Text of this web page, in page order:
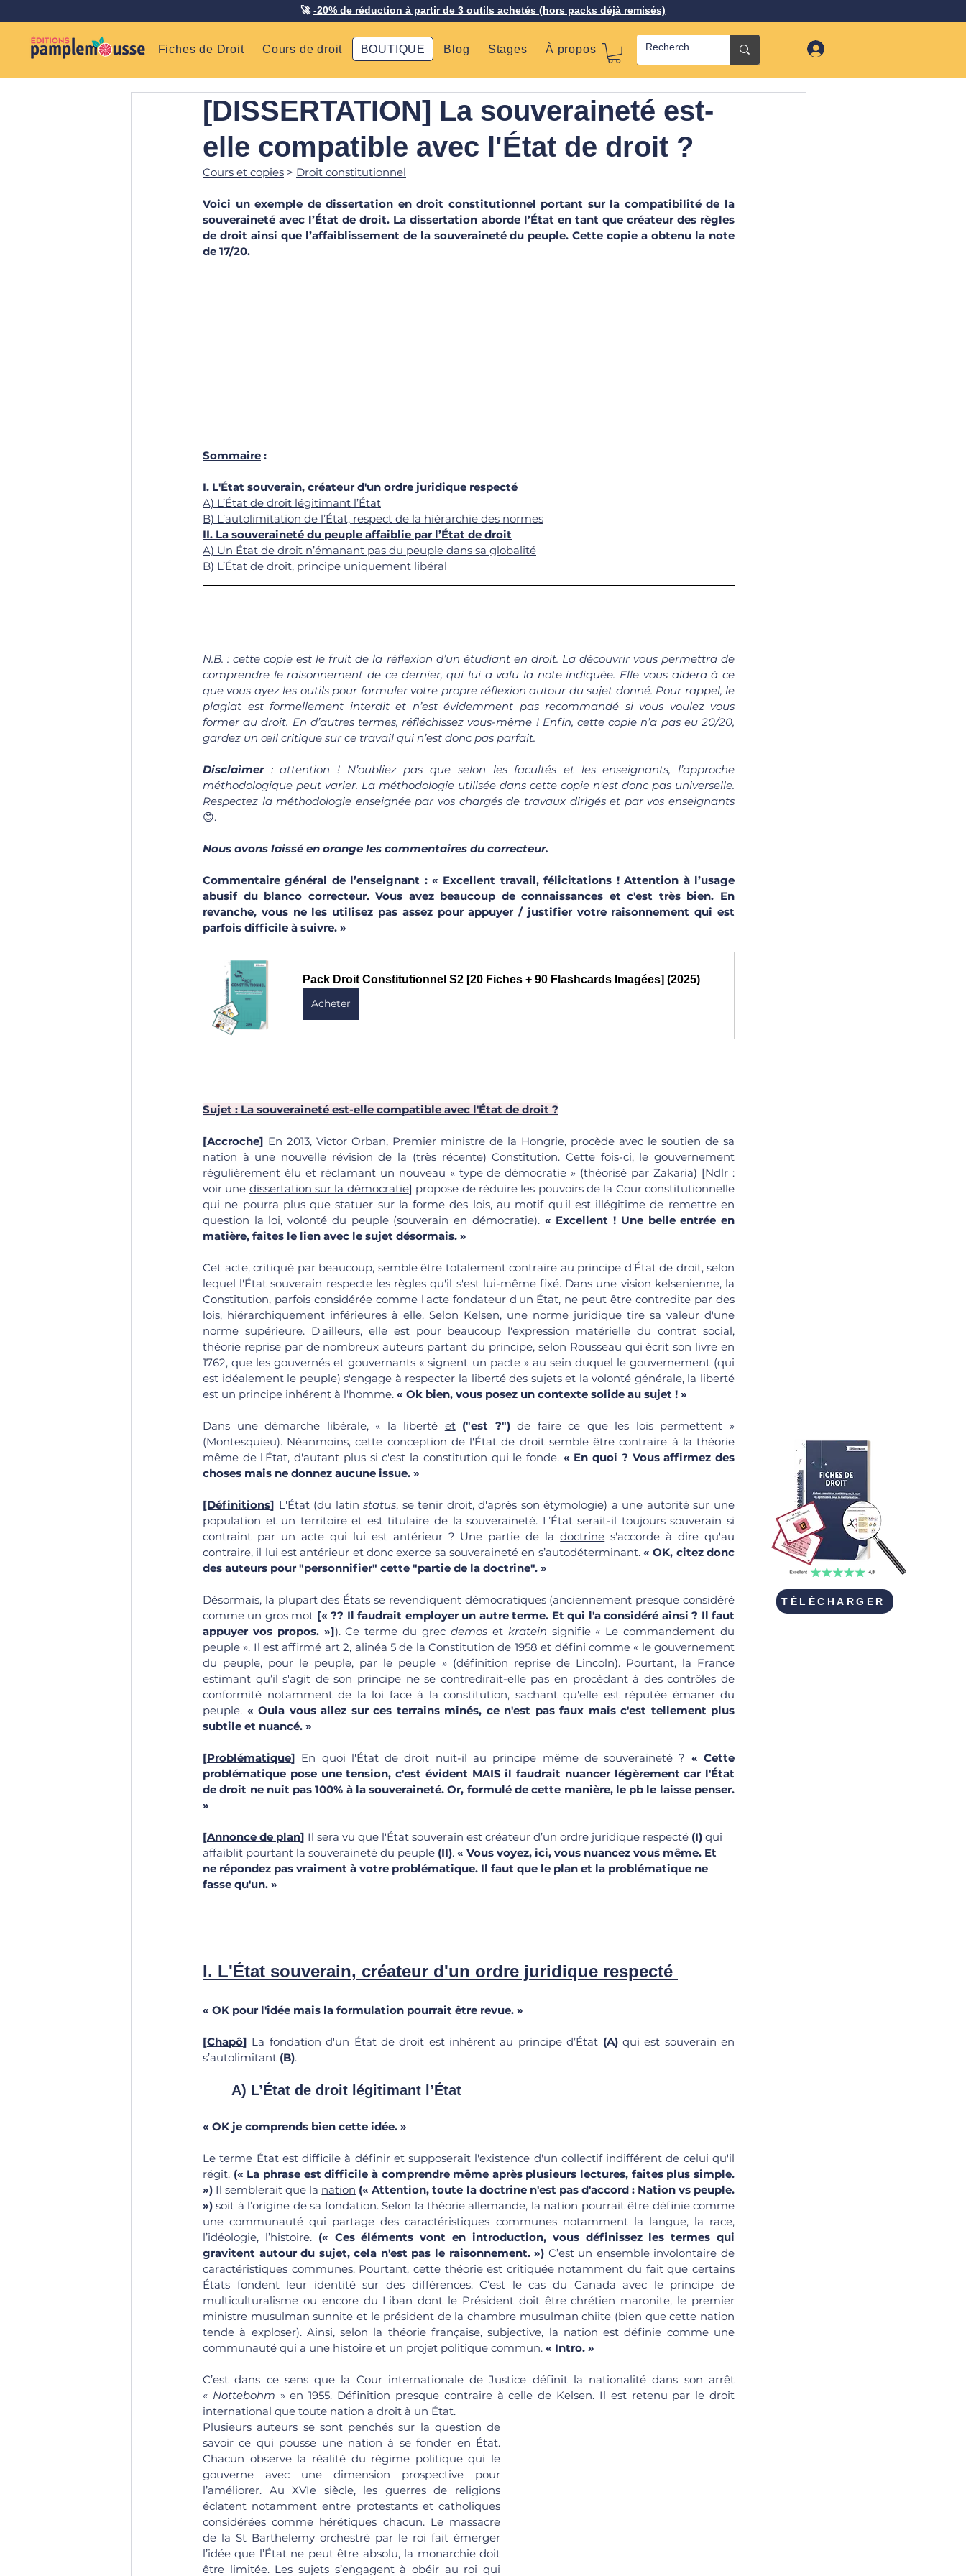
🚀-20% de réduction à partir de 3 outils achetés (hors packs déjà remisés)
Fiches de Droit Cours de droit BOUTIQUE Blog Stages À propos
[DISSERTATION] La souveraineté est-
elle compatible avec l'État de droit ?
Cours et copies > Droit constitutionnel
Voici un exemple de dissertation en droit constitutionnel portant sur la compatibilité de la
souveraineté avec l’État de droit. La dissertation aborde l’État en tant que créateur des règles
de droit ainsi que l’affaiblissement de la souveraineté du peuple. Cette copie a obtenu la note
de 17/20.
Sommaire :
I. L'État souverain, créateur d'un ordre juridique respecté
A) L’État de droit légitimant l’État
B) L’autolimitation de l’État, respect de la hiérarchie des normes
II. La souveraineté du peuple affaiblie par l’État de droit
A) Un État de droit n’émanant pas du peuple dans sa globalité
B) L’État de droit, principe uniquement libéral
N.B. : cette copie est le fruit de la réflexion d’un étudiant en droit. La découvrir vous permettra de
comprendre le raisonnement de ce dernier, qui lui a valu la note indiquée. Elle vous aidera à ce
que vous ayez les outils pour formuler votre propre réflexion autour du sujet donné. Pour rappel, le
plagiat est formellement interdit et n’est évidemment pas recommandé si vous voulez vous
former au droit. En d’autres termes, réfléchissez vous-même ! Enfin, cette copie n’a pas eu 20/20,
gardez un œil critique sur ce travail qui n’est donc pas parfait.
Disclaimer : attention ! N’oubliez pas que selon les facultés et les enseignants, l’approche
méthodologique peut varier. La méthodologie utilisée dans cette copie n'est donc pas universelle.
😊.
Nous avons laissé en orange les commentaires du correcteur.
Commentaire général de l’enseignant : « Excellent travail, félicitations ! Attention à l’usage
abusif du blanco correcteur. Vous avez beaucoup de connaissances et c'est très bien. En
revanche, vous ne les utilisez pas assez pour appuyer / justifier votre raisonnement qui est
parfois difficile à suivre. »
Pack Droit Constitutionnel S2 [20 Fiches + 90 Flashcards Imagées] (2025)
Acheter
Sujet : La souveraineté est-elle compatible avec l'État de droit ?
[Accroche] En 2013, Victor Orban, Premier ministre de la Hongrie, procède avec le soutien de sa
nation à une nouvelle révision de la (très récente) Constitution. Cette fois-ci, le gouvernement
régulièrement élu et réclamant un nouveau « type de démocratie » (théorisé par Zakaria) [Ndlr :
voir une dissertation sur la démocratie] propose de réduire les pouvoirs de la Cour constitutionnelle
qui ne pourra plus que statuer sur la forme des lois, au motif qu'il est illégitime de remettre en
question la loi, volonté du peuple (souverain en démocratie). « Excellent ! Une belle entrée en
matière, faites le lien avec le sujet désormais. »
Cet acte, critiqué par beaucoup, semble être totalement contraire au principe d’État de droit, selon
lequel l'État souverain respecte les règles qu'il s'est lui-même fixé. Dans une vision kelsenienne, la
Constitution, parfois considérée comme l'acte fondateur d'un État, ne peut être contredite par des
lois, hiérarchiquement inférieures à elle. Selon Kelsen, une norme juridique tire sa valeur d'une
norme supérieure. D'ailleurs, elle est pour beaucoup l'expression matérielle du contrat social,
théorie reprise par de nombreux auteurs partant du principe, selon Rousseau qui écrit son livre en
1762, que les gouvernés et gouvernants « signent un pacte » au sein duquel le gouvernement (qui
est idéalement le peuple) s'engage à respecter la liberté des sujets et la volonté générale, la liberté
est un principe inhérent à l'homme. « Ok bien, vous posez un contexte solide au sujet ! »
Dans une démarche libérale, « la liberté et ("est ?") de faire ce que les lois permettent »
(Montesquieu). Néanmoins, cette conception de l'État de droit semble être contraire à la théorie
même de l'État, d'autant plus si c'est la constitution qui le fonde. « En quoi ? Vous affirmez des
choses mais ne donnez aucune issue. »
[Définitions] L'État (du latin status, se tenir droit, d'après son étymologie) a une autorité sur une
population et un territoire et est titulaire de la souveraineté. L’État serait-il toujours souverain si
contraint par un acte qui lui est antérieur ? Une partie de la doctrine s'accorde à dire qu'au
contraire, il lui est antérieur et donc exerce sa souveraineté en s’autodéterminant. « OK, citez donc
des auteurs pour "personnifier" cette "partie de la doctrine". »
Désormais, la plupart des États se revendiquent démocratiques (anciennement presque considéré
comme un gros mot [« ?? Il faudrait employer un autre terme. Et qui l'a considéré ainsi ? Il faut
appuyer vos propos. »]). Ce terme du grec demos et kratein signifie « Le commandement du
peuple ». Il est affirmé art 2, alinéa 5 de la Constitution de 1958 et défini comme « le gouvernement
du peuple, pour le peuple, par le peuple » (définition reprise de Lincoln). Pourtant, la France
estimant qu’il s'agit de son principe ne se contredirait-elle pas en procédant à des contrôles de
conformité notamment de la loi face à la constitution, sachant qu'elle est réputée émaner du
peuple. « Oula vous allez sur ces terrains minés, ce n'est pas faux mais c'est tellement plus
subtile et nuancé. »
[Problématique] En quoi l'État de droit nuit-il au principe même de souveraineté ? « Cette
problématique pose une tension, c'est évident MAIS il faudrait nuancer légèrement car l'État
de droit ne nuit pas 100% à la souveraineté. Or, formulé de cette manière, le pb le laisse penser.
»
[Annonce de plan] Il sera vu que l'État souverain est créateur d’un ordre juridique respecté (I) qui
affaiblit pourtant la souveraineté du peuple (II). « Vous voyez, ici, vous nuancez vous même. Et
ne répondez pas vraiment à votre problématique. Il faut que le plan et la problématique ne
fasse qu'un. »
I. L'État souverain, créateur d'un ordre juridique respecté
« OK pour l'idée mais la formulation pourrait être revue. »
[Chapô] La fondation d'un État de droit est inhérent au principe d’État (A) qui est souverain en
s’autolimitant (B).
A) L’État de droit légitimant l’État
« OK je comprends bien cette idée. »
Le terme État est difficile à définir et supposerait l'existence d'un collectif indifférent de celui qu'il
régit. (« La phrase est difficile à comprendre même après plusieurs lectures, faites plus simple.
») Il semblerait que la nation (« Attention, toute la doctrine n'est pas d'accord : Nation vs peuple.
») soit à l’origine de sa fondation. Selon la théorie allemande, la nation pourrait être définie comme
une communauté qui partage des caractéristiques communes notamment la langue, la race,
l’idéologie, l’histoire. (« Ces éléments vont en introduction, vous définissez les termes qui
gravitent autour du sujet, cela n'est pas le raisonnement. ») C’est un ensemble involontaire de
caractéristiques communes. Pourtant, cette théorie est critiquée notamment du fait que certains
États fondent leur identité sur des différences. C’est le cas du Canada avec le principe de
multiculturalisme ou encore du Liban dont le Président doit être chrétien maronite, le premier
ministre musulman sunnite et le président de la chambre musulman chiite (bien que cette nation
tende à exploser). Ainsi, selon la théorie française, subjective, la nation est définie comme une
communauté qui a une histoire et un projet politique commun. « Intro. »
C’est dans ce sens que la Cour internationale de Justice définit la nationalité dans son arrêt
« Nottebohm » en 1955. Définition presque contraire à celle de Kelsen. Il est retenu par le droit
international que toute nation a droit à un État.
Plusieurs auteurs se sont penchés sur la question de
savoir ce qui pousse une nation à se fonder en État.
Chacun observe la réalité du régime politique qui le
gouverne avec une dimension prospective pour
l’améliorer. Au XVIe siècle, les guerres de religions
éclatent notamment entre protestants et catholiques
considérées comme hérétiques chacun. Le massacre
de la St Barthelemy orchestré par le roi fait émerger
l’idée que l’État ne peut être absolu, la monarchie doit
être limitée. Les sujets s’engagent à obéir au roi qui
TÉLÉCHARGER